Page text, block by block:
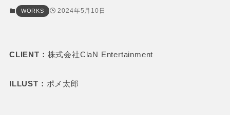
WORKS 2024年5月10日
CLIENT： 株式会社ClaN Entertainment
ILLUST： ポメ太郎